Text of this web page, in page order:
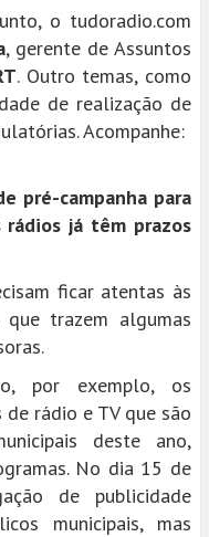
o tudoradio.com
, gerente de Assuntos
. Outro temas, como
de realização de
Acompanhe:
pré-campanha para
rádios já têm prazos
ficar atentas às
trazem algumas
por exemplo, os
rádio e TV que são
deste ano,
No dia 15 de
de publicidade
municipais, mas